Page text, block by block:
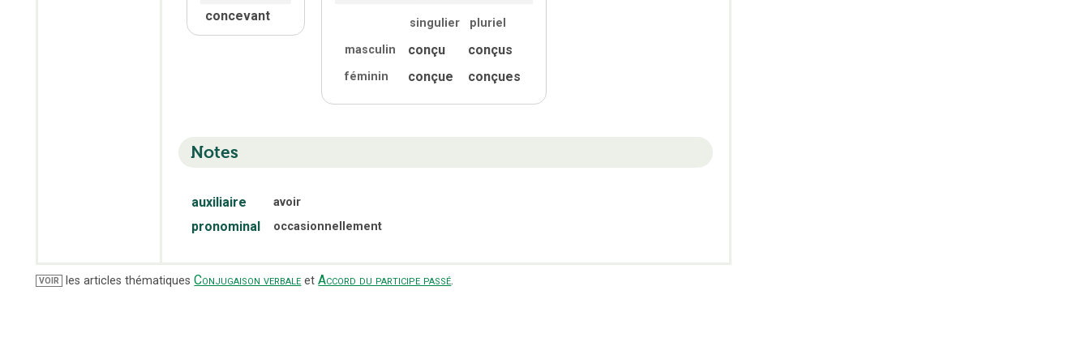
concevant
singulier
pluriel
masculin
conçu conçus
féminin conçue conçues
Notes
auxiliaire avoir
pronominal occasionnellement
VOIR les articles thématiques Conjugaison verbale etAccord du participe passé.